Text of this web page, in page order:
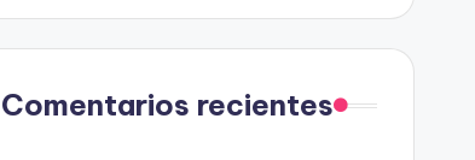
Comentarios recientes